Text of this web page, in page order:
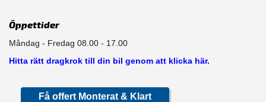
Öppettider
Måndag - Fredag 08.00 - 17.00
Hitta rätt dragkrok till din bil genom att klicka här.
Få offert Monterat & Klart